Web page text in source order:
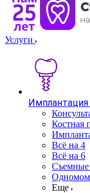
Услуги
Имплантация
Костная
Всё на 4
Всё на 6
Съемные
Еще